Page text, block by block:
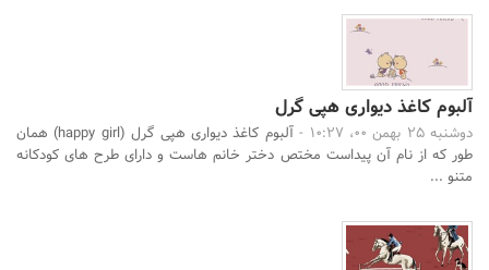
آلبوم کاغذ دیواری هپی گرل
دوشنبه 25 بهمن 00، 10:27 -
آلبوم کاغذ دیواری هپی گرل (happy girl) همان
طور که از نام آن پیداست مختص دختر خانم هاست و دارای طرح های کودکانه
متنو ...